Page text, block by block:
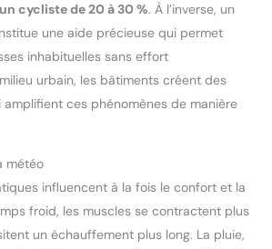
cycliste de 20 à 30 %. À l’inverse, un
une aide précieuse qui permet
inhabituelles sans effort
urbain, les bâtiments créent des
ces phénomènes de manière
météo
influencent à la fois le confort et la
froid, les muscles se contractent plus
un échauffement plus long. La pluie,